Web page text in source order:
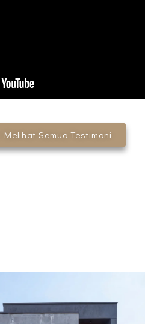
Semua Testimoni